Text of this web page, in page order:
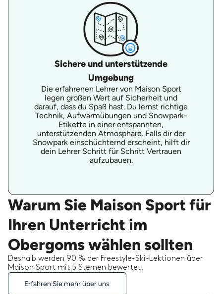
Sichere und unterstützende
Umgebung
Die erfahrenen Lehrer von Maison Sport
legen großen Wert auf Sicherheit und
darauf, dass du Spaß hast. Du lernst richtige
Technik, Aufwärmübungen und Snowpark-
Etikette in einer entspannten,
unterstützenden Atmosphäre. Falls dir der
Snowpark einschüchternd erscheint, hilft dir
dein Lehrer Schritt für Schritt Vertrauen
aufzubauen.
Warum Sie Maison Sport für
Ihren Unterricht im
Obergoms wählen sollten
Deshalb werden 90 % der Freestyle-Ski-Lektionen über
Maison Sport mit 5 Sternen bewertet.
Erfahren Sie mehr über uns